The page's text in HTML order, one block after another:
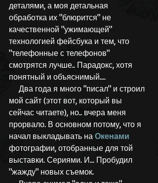
деталями, а моя детальная
обработка их "блюрится" не
качественной "ужимающей"
технологией фейсбука и тем, что
"телефонные с телефонов"
смотрятся лучше.. Парадокс, хотя
понятный и объяснимый....
мой сайт (этот вот, который вы
сейчас читаете), но.. вчера меня
прорвало. В основном потому, что я
начал выкладывать на Окенами
фотографии, отобранные для той
выставки. Сериями. И... Пробудил
"жажду" новых съемок.